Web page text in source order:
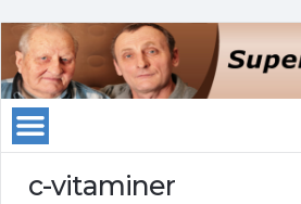
c-vitaminer